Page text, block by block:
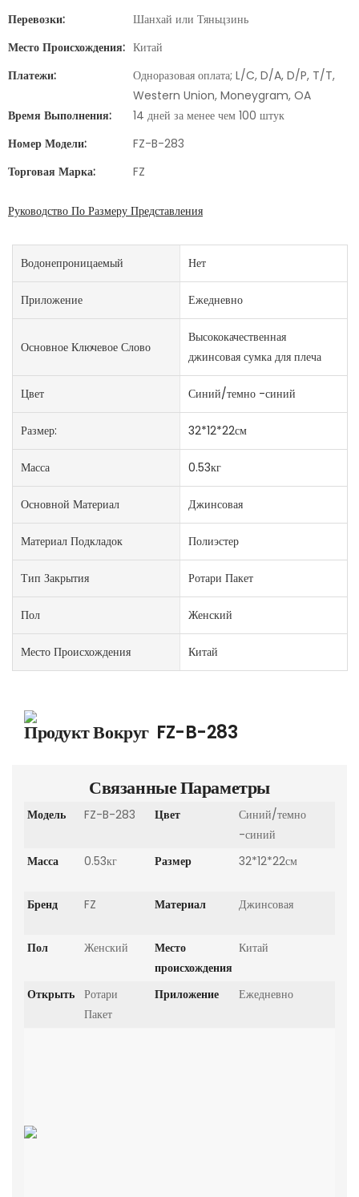
Перевозки:
Шанхай или Тяньцзинь
Место Происхождения: Китай
Платежи:
Одноразовая оплата; L/C, D/A, D/P, T/T,
Western Union, Moneygram, OA
Время Выполнения:
14 дней за менее чем 100 штук
Номер Модели:
FZ-B-283
Торговая Марка:
FZ
Руководство По Размеру Представления
Водонепроницаемый Нет
Приложение Ежедневно
Основное Ключевое Слово
Высококачественная
джинсовая сумка для плеча
Цвет Синий/темно -синий
Размер: 32*12*22см
Масса 0.53кг
Основной Материал Джинсовая
Материал Подкладок Полиэстер
Тип Закрытия Ротари Пакет
Пол Женский
Место Происхождения Китай
Продукт Вокруг FZ-B-283
Связанные Параметры
Модель FZ-B-283 Цвет
Синий/темно
-синий
Масса
0.53кг Размер 32*12*22см
Бренд FZ Материал Джинсовая
Пол Женский
Место
происхождения
Китай
Открыть Ротари
Пакет
Приложение Ежедневно